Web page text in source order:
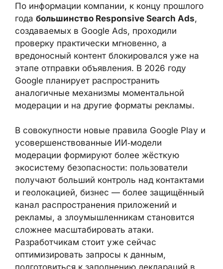
«семантический» подход: вместо простого
анализа ключевых слов моделиоценивают
намерениеи контекст, что помогает
выявлять вредоносный контент, даже если
он специально маскируется под
безопасный.
По информации компании, к концу
прошлого годабольшинство Responsive
проходили проверку практически
мгновенно, а вредоносный контент
блокировался уже на этапе отправки
объявления. В 2026 году Google планирует
распространить аналогичные механизмы
моментальной модерации и на другие
форматы рекламы.
В совокупности новые правила Google Play
и усовершенствованные ИИ‑модели
модерации формируют более жёсткую
экосистему безопасности: пользователи